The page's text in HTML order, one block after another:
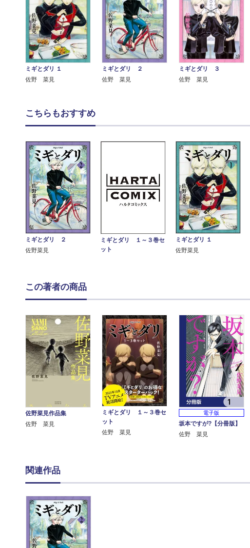
ミギとダリ １
佐野 菜見
ミギとダリ ２
佐野 菜見
ミギとダリ ３
佐野 菜見
こちらもおすすめ
ミギとダリ ２
佐野菜見
ミギとダリ １～３巻セ
ット
ミギとダリ １
佐野菜見
この著者の商品
佐野菜見作品集
佐野 菜見
ミギとダリ １～３巻セ
ット
佐野 菜見
電子版
坂本ですが?【分冊版】
佐野 菜見
関連作品